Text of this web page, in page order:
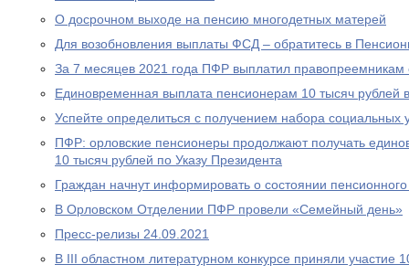
О досрочном выходе на пенсию многодетных матерей
Для возобновления выплаты ФСД – обратитесь в
За 7 месяцев 2021 года ПФР выплатил
Единовременная выплата пенсионерам 10 тысяч рублей
Успейте определиться с получением набора социальных
ПФР: орловские пенсионеры продолжают получать
10 тысяч рублей по Указу Президента
Граждан начнут информировать о состоянии
В Орловском Отделении ПФР провели «Семейный день»
Пресс-релизы 24.09.2021
В III областном литературном конкурсе приняли участие